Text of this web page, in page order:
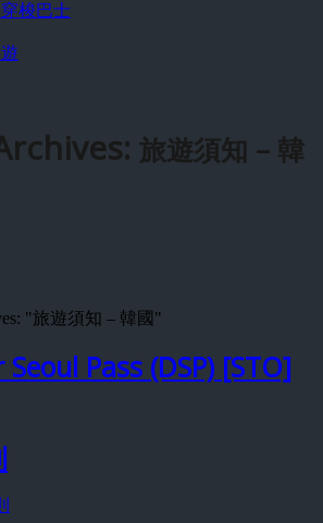
梭巴士
旅遊須知 – 韓
"旅遊須知 – 韓國"
Pass (DSP) [STO]